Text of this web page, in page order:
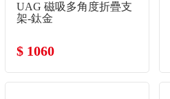
UAG 磁吸多角度折疊支
架-鈦金
$ 1060